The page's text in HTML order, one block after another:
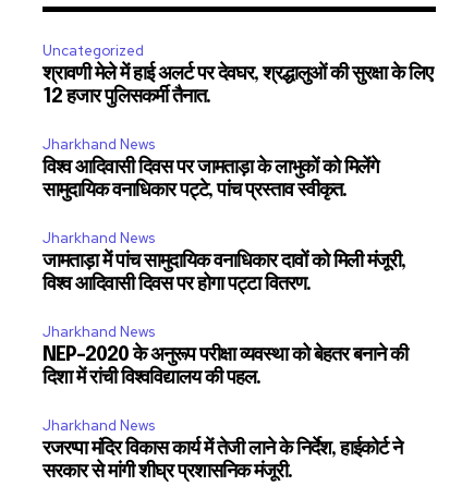
11,243
Followers
Uncategorized
श्रावणी मेले में हाई अलर्ट पर देवघर, श्रद्धालुओं की सुरक्षा के लिए
12 हजार पुलिसकर्मी तैनात.
Jharkhand News
विश्व आदिवासी दिवस पर जामताड़ा के लाभुकों को मिलेंगे
सामुदायिक वनाधिकार पट्टे, पांच प्रस्ताव स्वीकृत.
Jharkhand News
जामताड़ा में पांच सामुदायिक वनाधिकार दावों को मिली मंजूरी,
विश्व आदिवासी दिवस पर होगा पट्टा वितरण.
Jharkhand News
NEP-2020 के अनुरूप परीक्षा व्यवस्था को बेहतर बनाने की
दिशा में रांची विश्वविद्यालय की पहल.
Jharkhand News
रजरप्पा मंदिर विकास कार्य में तेजी लाने के निर्देश, हाईकोर्ट ने
सरकार से मांगी शीघ्र प्रशासनिक मंजूरी.